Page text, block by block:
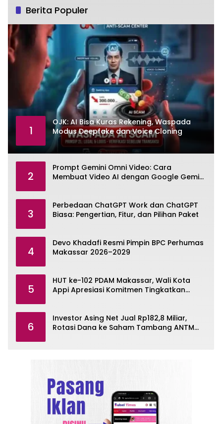
Berita Populer
1
OJK: AI Bisa Kuras Rekening, Waspada
Modus Deepfake dan Voice Cloning
2
Prompt Gemini Omni Video: Cara
Membuat Video AI dengan Google Gemini
3
Perbedaan ChatGPT Work dan ChatGPT
Biasa: Pengertian, Fitur, dan Pilihan Paket
4
Devo Khadafi Resmi Pimpin BPC Perhumas
Makassar 2026–2029
5
HUT ke-102 PDAM Makassar, Wali Kota
Appi Apresiasi Komitmen Tingkatkan
6
Investor Asing Net Jual Rp182,8 Miliar,
Rotasi Dana ke Saham Tambang ANTM